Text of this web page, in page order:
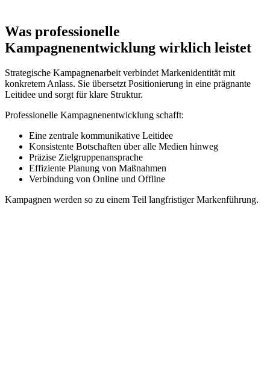
Was professionelle
Kampagnenentwicklung wirklich leistet
Strategische Kampagnenarbeit verbindet Markenidentität mit
konkretem Anlass. Sie übersetzt Positionierung in eine prägnante
Leitidee und sorgt für klare Struktur.
Professionelle Kampagnenentwicklung schafft:
Eine zentrale kommunikative Leitidee
Konsistente Botschaften über alle Medien hinweg
Präzise Zielgruppenansprache
Effiziente Planung von Maßnahmen
Verbindung von Online und Offline
Kampagnen werden so zu einem Teil langfristiger Markenführung.